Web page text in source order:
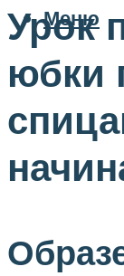
Меню
Урок
юбки